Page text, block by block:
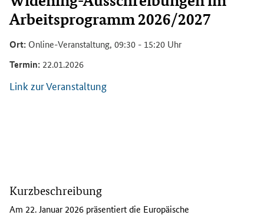
Arbeitsprogramm 2026/2027
Ort: Online-Veranstaltung, 09:30 - 15:20 Uhr
Termin: 22.01.2026
Link zur Veranstaltung
2
2
Kurzbeschreibung
Am 22. Januar 2026 präsentiert die Europäische